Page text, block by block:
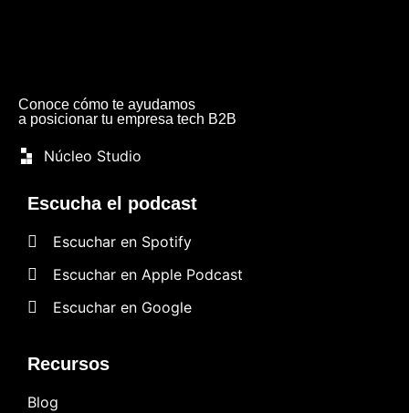
Conoce cómo te ayudamos
a posicionar tu empresa tech B2B
Núcleo Studio
Escucha el podcast
Escuchar en Spotify
Escuchar en Apple Podcast
Escuchar en Google
Recursos
Blog